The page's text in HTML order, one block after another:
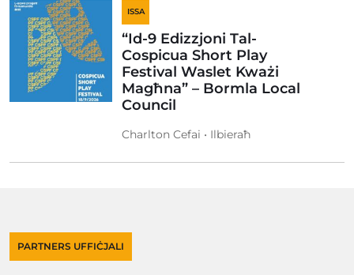
ISSA
“Id-9 Edizzjoni Tal-
Cospicua Short Play
Festival Waslet Kważi
Magħna” – Bormla Local
Council
Charlton Cefai • Ilbieraħ
PARTNERS UFFIĊJALI